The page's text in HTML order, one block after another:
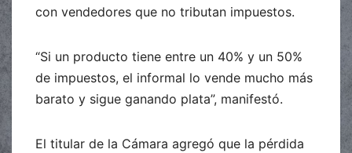
con vendedores que no tributan impuestos.
“Si un producto tiene entre un 40% y un 50%
de impuestos, el informal lo vende mucho más
barato y sigue ganando plata”, manifestó.
El titular de la Cámara agregó que la pérdida